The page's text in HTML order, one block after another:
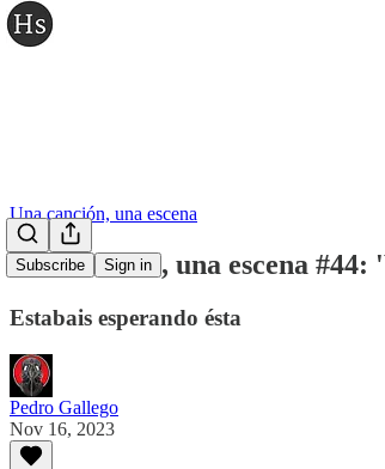
Subscribe Sign in
Una canción, una escena
Una canción, una escena
Estabais esperando ésta
Pedro Gallego
Nov 16, 2023